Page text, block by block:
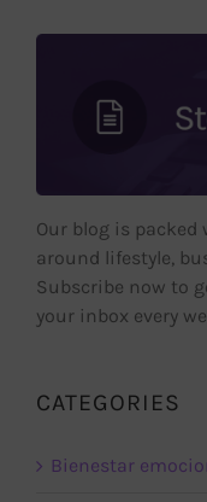
Our blog is
around lifestyle,
Subscribe now to
your inbox every
CATEGORIES
Bienestar